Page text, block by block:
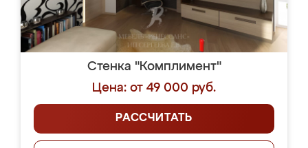
Стенка "Комплимент"
Цена: от 49 000 руб.
РАССЧИТАТЬ